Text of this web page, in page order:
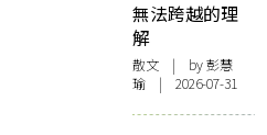
無法跨越的理
解
散文 | by 彭慧
瑜 | 2026-07-31